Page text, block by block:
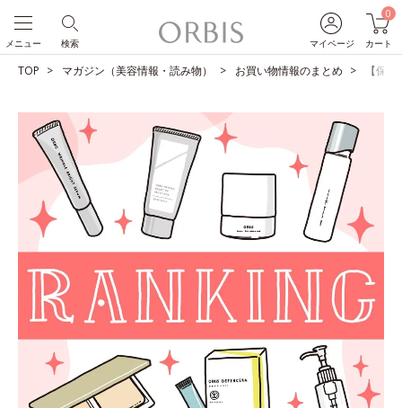
マイページ
0
カート
検索
メニュー
TOP マガジン（美容情報・読み物） お買い物情報のまとめ 【保